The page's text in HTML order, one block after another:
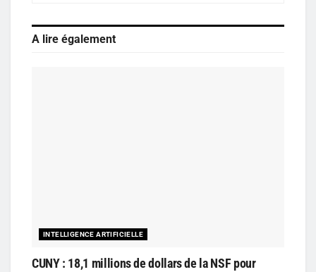
A lire également
INTELLIGENCE ARTIFICIELLE
CUNY : 18,1 millions de dollars de la NSF pour